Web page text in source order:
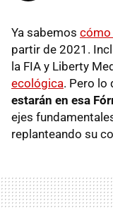
Ya sabemos cómo
partir de 2021.
la FIA y Liberty
ecológica. Pero lo
estarán en esa
ejes
replanteando su